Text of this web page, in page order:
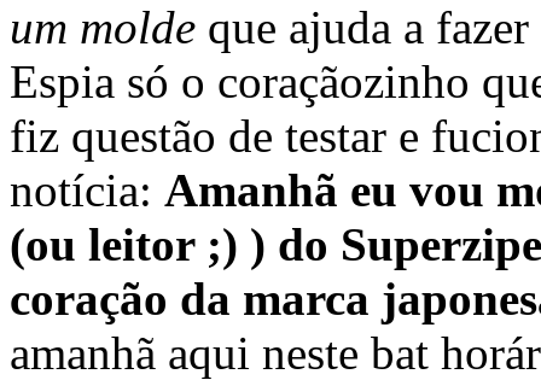
um molde que ajuda a fazer
Espia só o coraçãozinho
fiz questão de testar e
notícia: Amanhã eu vou
(ou leitor ;) ) do
coração da marca
amanhã aqui neste bat